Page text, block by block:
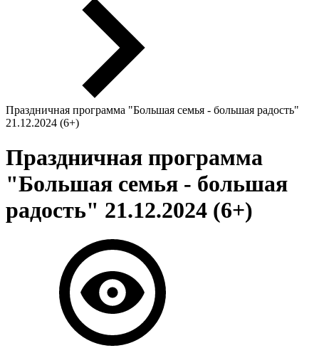
Праздничная программа "Большая семья - большая радость"
21.12.2024 (6+)
Праздничная программа
"Большая семья - большая
радость" 21.12.2024 (6+)